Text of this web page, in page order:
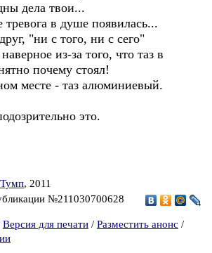
дела твои...
тревога в душе появилась...
"ни с того, ни с сего"
из-за того, что таз в
почему стоял!
месте - таз алюминиевый.
это.
, 2011
№211030700628
Версия для печати / Разместить анонс /